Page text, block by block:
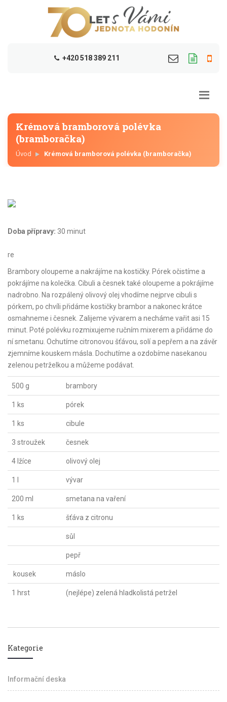
+420 518 389 211
Krémová bramborová polévka
(bramboračka)
Úvod Krémová bramborová polévka (bramboračka)
Doba přípravy: 30 minut
re
Brambory oloupeme a nakrájíme na kostičky. Pórek očistíme a
pokrájíme na kolečka. Cibuli a česnek také oloupeme a pokrájíme
nadrobno. Na rozpálený olivový olej vhodíme nejprve cibuli s
pórkem, po chvíli přidáme kostičky brambor a nakonec krátce
osmahneme i česnek. Zalijeme vývarem a necháme vařit asi 15
minut. Poté polévku rozmixujeme ručním mixerem a přidáme do
ní smetanu. Ochutíme citronovou šťávou, solí a pepřem a na závěr
zjemníme kouskem másla. Dochutíme a ozdobíme nasekanou
zelenou petrželkou a můžeme podávat.
500 g brambory
1 ks pórek
1 ks cibule
3 stroužek česnek
4 lžíce olivový olej
1 l vývar
200 ml smetana na vaření
1 ks šťáva z citronu
sůl
pepř
kousek máslo
1 hrst (nejlépe) zelená hladkolistá petržel
Kategorie
Informační deska